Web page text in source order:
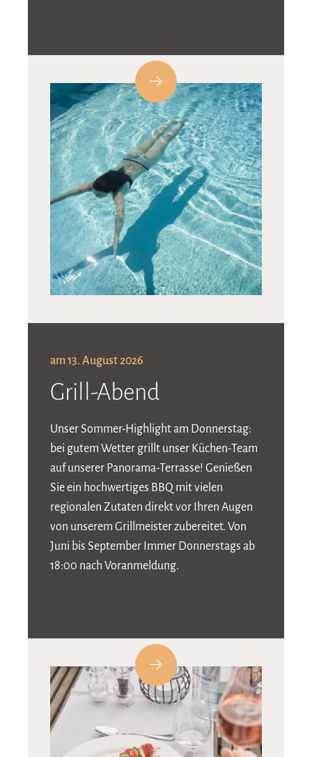
am 13. August 2026
Grill-Abend
Unser Sommer-Highlight am Donnerstag:
bei gutem Wetter grillt unser Küchen-Team
auf unserer Panorama-Terrasse! Genießen
Sie ein hochwertiges BBQ mit vielen
regionalen Zutaten direkt vor Ihren Augen
von unserem Grillmeister zubereitet. Von
Juni bis September Immer Donnerstags ab
18:00 nach Voranmeldung.